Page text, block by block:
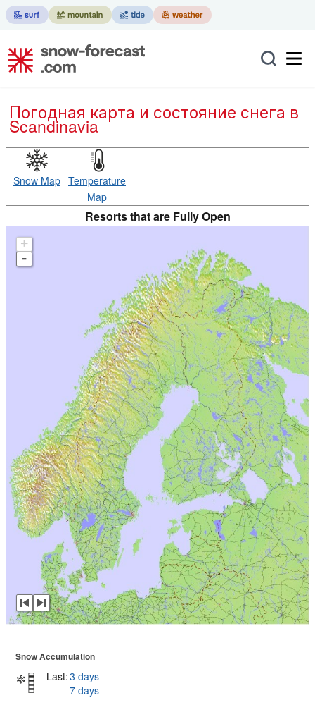
Погодная карта и состояние снега в
Scandinavia
Snow Map Temperature
Map
Resorts that are Fully Open
+
-
Snow Accumulation
Last:3 days
7 days